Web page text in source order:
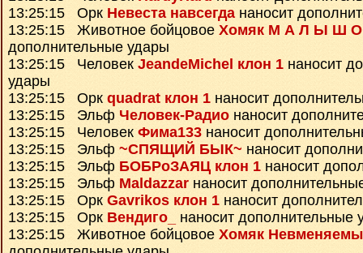
13:25:15 Орк Невеста навсегда наносит
13:25:15 Животное бойцовое Хомяк М А Л Ы Ш О
дополнительные удары
13:25:15 Человек JeandeMichel клон 1 наносит
удары
13:25:15 Орк quadrat клон 1 наносит
13:25:15 Эльф Человек-Радио наносит
13:25:15 Человек Фима133 наносит
13:25:15 Эльф ~СПЯЩИЙ БЫК~ наносит
13:25:15 Эльф БОБРоЗАЯЦ клон 1 наносит
13:25:15 Эльф Maldazzar наносит
13:25:15 Орк Gavrikos клон 1 наносит
13:25:15 Орк Вендиго_
наносит дополнительные
13:25:15 Животное бойцовое Хомяк